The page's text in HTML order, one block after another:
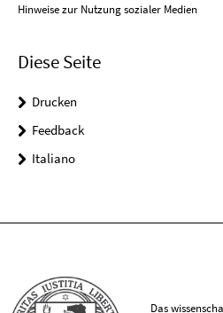
Hinweise zur Nutzung sozialer Medien
Diese Seite
Drucken
Feedback
Italiano
Das